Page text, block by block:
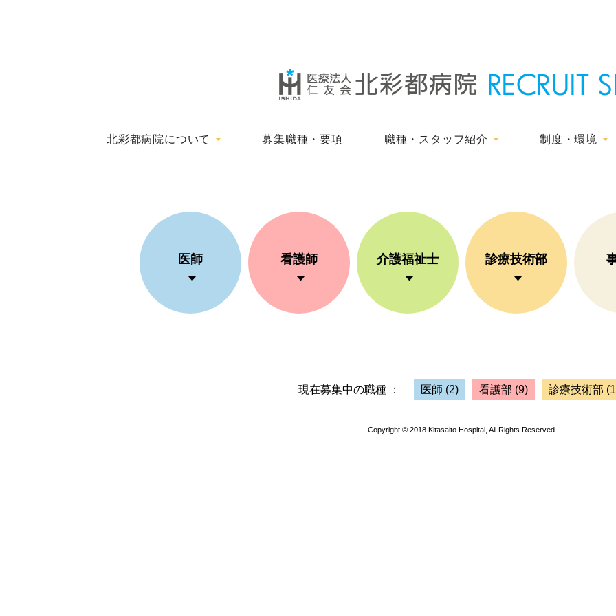
北彩都病院について 募集職種・要項 職種・スタッフ紹介 制度・環境
医師 看護師 介護福祉士 診療技術部
現在募集中の職種 ： 医師 (2) 看護部 (9) 診療技術部
Copyright © 2018 Kitasaito Hospital, All Rights Reserved.